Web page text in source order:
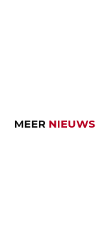
MEER NIEUWS